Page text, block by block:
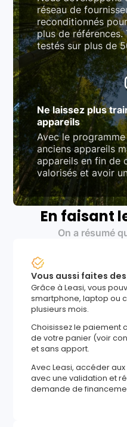
réseau de
reconditionnés
plus de
testés sur plus de
Ne laissez plus
appareils
Avec le
anciens appareils
appareils en fin de
valorisés et avoir
En faisant
On a résumé
Vous aussi faites
Grâce à Leasi, vous
smartphone, laptop ou
plusieurs mois.
Choisissez le paiement
de votre panier (voir
et sans apport.
Avec Leasi, accéder
avec une validation et
demande de